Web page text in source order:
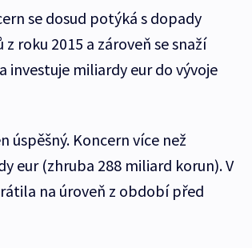
se dosud potýká s dopady
roku 2015 a zároveň se snaží
investuje miliardy eur do vývoje
Koncern více než
eur (zhruba 288 miliard korun). V
na úroveň z období před